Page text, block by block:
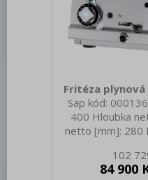
Fritéza plynová
Sap kód:
400 Hloubka
netto [mm]: 280
brutto [mm]:
540 Hmotnost
102
84 900